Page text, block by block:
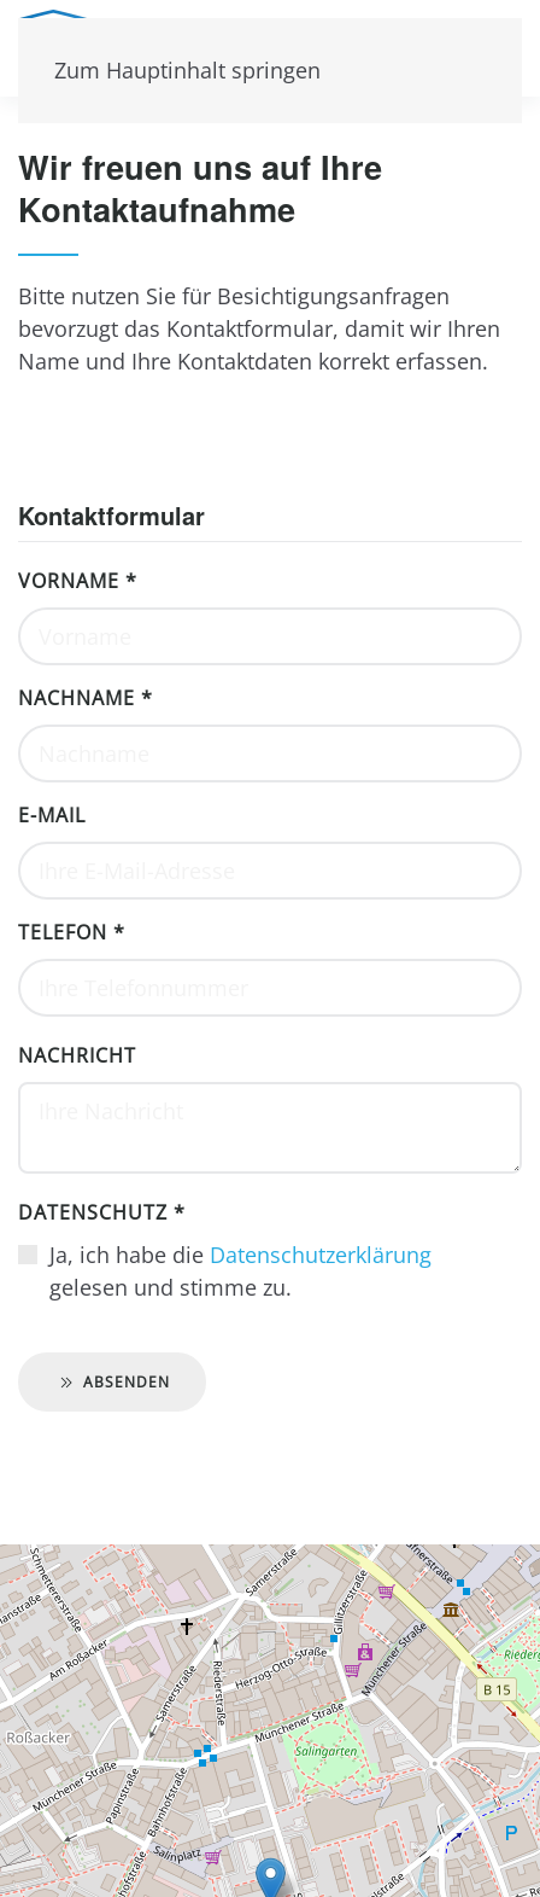
Zum Hauptinhalt springen
Wir freuen uns auf Ihre
Kontaktaufnahme
Bitte nutzen Sie für Besichtigungsanfragen
bevorzugt das Kontaktformular, damit wir Ihren
Name und Ihre Kontaktdaten korrekt erfassen.
Kontaktformular
VORNAME *
NACHNAME *
E-MAIL
TELEFON *
NACHRICHT
DATENSCHUTZ *
Ja, ich habe die Datenschutzerklärung
gelesen und stimme zu.
ABSENDEN